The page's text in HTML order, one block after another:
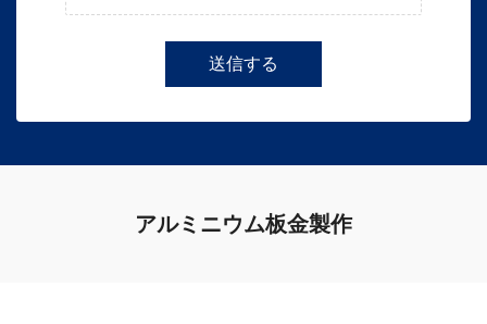
送信する
アルミニウム板金製作